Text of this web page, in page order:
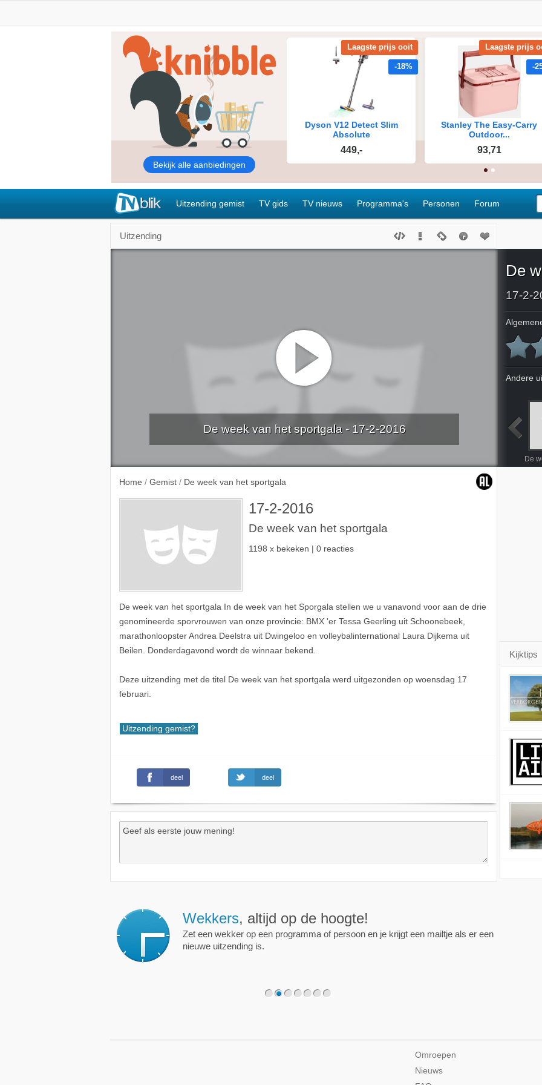
Uitzending gemist TV gids TV nieuws Programma's Personen Forum
Uitzending
De week van het sportgala - 17-2-2016
Home / Gemist / De week van het sportgala
17-2-2016
De week van het sportgala
1198 x bekeken | 0 reacties
De week van het sportgala In de week van het Sporgala stellen we u vanavond voor aan de drie
genomineerde sporvrouwen van onze provincie: BMX 'er Tessa Geerling uit Schoonebeek,
marathonloopster Andrea Deelstra uit Dwingeloo en volleybalinternational Laura Dijkema uit
Beilen. Donderdagavond wordt de winnaar bekend.
Deze uitzending met de titel De week van het sportgala werd uitgezonden op woensdag 17
februari.
Uitzending gemist?
deel deel
De
17-2-
Andere
Kijktips
Wekkers, altijd op de hoogte!
Zet een wekker op een programma of persoon en je krijgt een mailtje als er een
nieuwe uitzending is.
Omroepen
Nieuws